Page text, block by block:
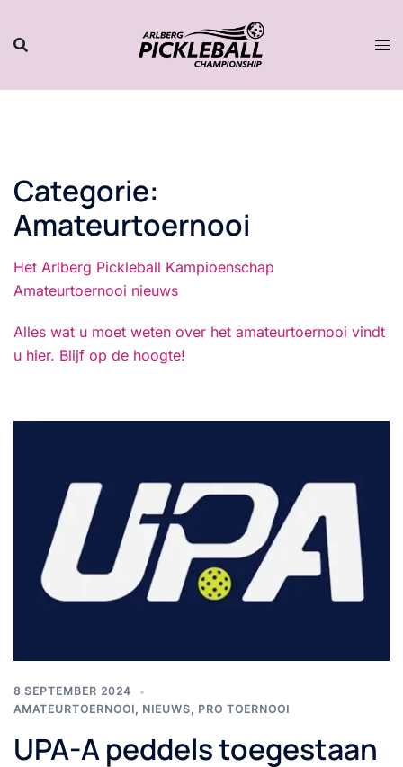
inhoud
gaan
Categorie:
Amateurtoernooi
Het Arlberg Pickleball Kampioenschap
Amateurtoernooi nieuws
Alles wat u moet weten over het amateurtoernooi vindt
u hier. Blijf op de hoogte!
8 SEPTEMBER 2024
AMATEURTOERNOOI, NIEUWS, PRO TOERNOOI
UPA-A peddels toegestaan